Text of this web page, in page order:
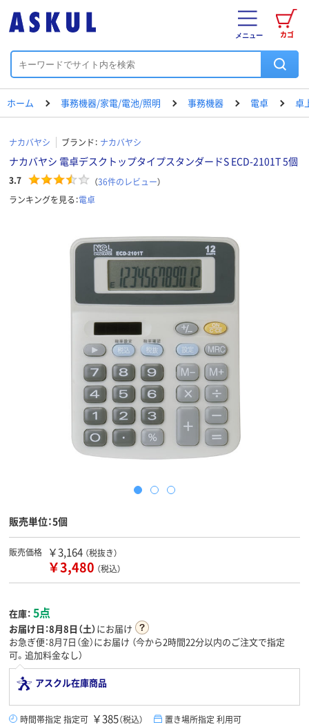
カゴ
メニュー
ホーム 事務機器/家電/電池/照明 事務機器 電卓 卓
ナカバヤシ ブランド： ナカバヤシ
ナカバヤシ 電卓デスクトップタイプスタンダードS ECD-2101T 5個
3.7 （36件のレビュー）
ランキングを見る：電卓
販売単位：5個
販売価格 ￥3,164 （税抜き）
￥3,480 （税込）
在庫： 5点
お届け日：8月8日（土）にお届け
お急ぎ便：8月7日（金）にお届け （今から2時間22分以内のご注文で指定
可。追加料金なし）
アスクル在庫商品
時間帯指定 指定可 ￥385（税込） 置き場所指定 利用可